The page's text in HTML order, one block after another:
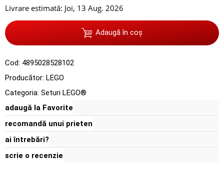
Livrare estimată: Joi, 13 Aug. 2026
Adaugă în coș
Cod: 4895028528102
Producător: LEGO
Categoria: Seturi LEGO®
adaugă la Favorite
recomandă unui prieten
ai întrebări?
scrie o recenzie